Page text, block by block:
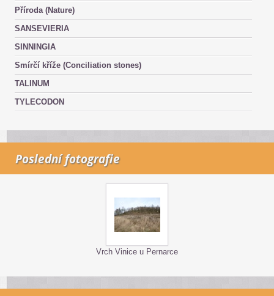
Příroda (Nature)
SANSEVIERIA
SINNINGIA
Smírčí kříže (Conciliation stones)
TALINUM
TYLECODON
Poslední fotografie
Vrch Vinice u Pernarce